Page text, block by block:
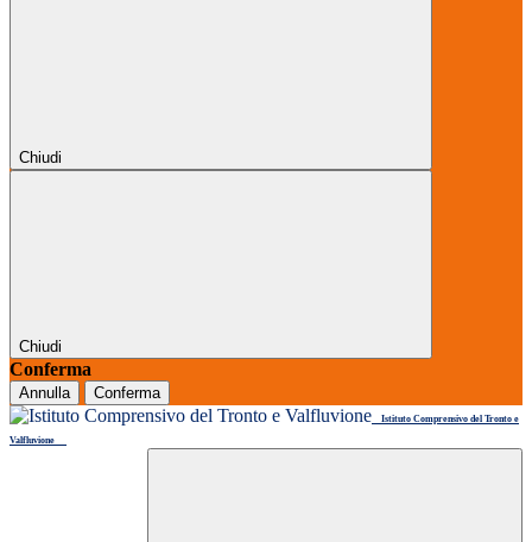
Chiudi
Chiudi
Conferma
Annulla Conferma
Istituto Comprensivo del Tronto e
Valfluvione